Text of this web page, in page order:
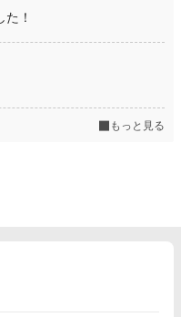
！
もっと見る